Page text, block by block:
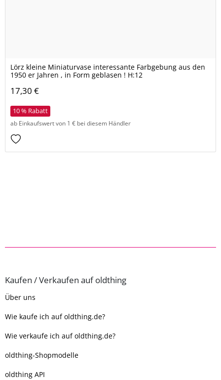
Lörz kleine Miniaturvase interessante Farbgebung aus den
1950 er Jahren , in Form geblasen ! H:12
17,30 €
10 % Rabatt
ab Einkaufswert von 1 € bei diesem Händler
Kaufen / Verkaufen auf oldthing
Über uns
Wie kaufe ich auf oldthing.de?
Wie verkaufe ich auf oldthing.de?
oldthing-Shopmodelle
oldthing API